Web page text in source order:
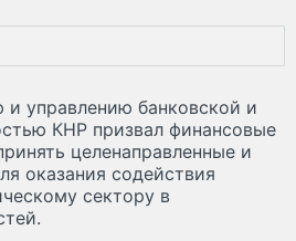
и управлению банковской и
КНР призвал финансовые
целенаправленные и
оказания содействия
сектору в